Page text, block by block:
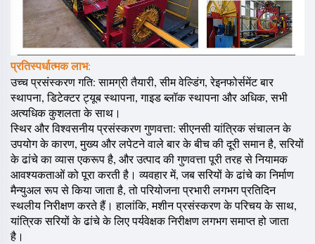
प्रतिस्पर्धात्मक लाभ:
उच्च प्रसंस्करण गति: सामग्री तैयारी, सीम वेल्डिंग, रेइनफोर्समेंट बार
स्थापना, डिटेक्टर ट्यूब स्थापना, गाइड ब्लॉक स्थापना और अधिक, सभी
अत्यधिक कुशलता के साथ।
स्थिर और विश्वसनीय प्रसंस्करण गुणवत्ता: सीएनसी यांत्रिक संचालन के
उपयोग के कारण, मुख्य और लपेटने वाले बार के बीच की दूरी समान है, सरियों
के ढांचे का व्यास एकरूप है, और उत्पाद की गुणवत्ता पूरी तरह से नियामक
आवश्यकताओं को पूरा करती है। व्यवहार में, जब सरियों के ढांचे का निर्माण
मैन्युअल रूप से किया जाता है, तो परियोजना प्रभारी लगभग प्रतिदिन
स्थलीय निरीक्षण करते हैं। हालांकि, मशीन प्रसंस्करण के परिचय के साथ,
यांत्रिक सरियों के ढांचे के लिए पर्यवेक्षक निरीक्षण लगभग समाप्त हो जाता
है।